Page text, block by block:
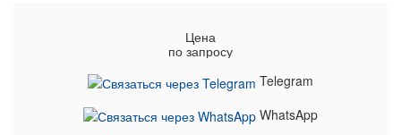
Цена
по запросу
Telegram
WhatsApp